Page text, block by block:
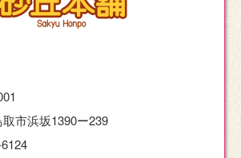
市浜坂1390ー239